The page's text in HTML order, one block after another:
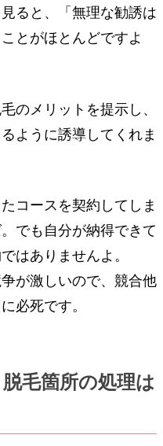
ると、「無理な勧誘は
とがほとんどですよ
のメリットを提示し、
ように誘導してくれま
コースを契約してしま
でも自分が納得できて
はありませんよ。
が激しいので、競合他
必死です。
毛箇所の処理は